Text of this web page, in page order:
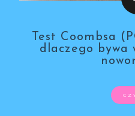
Test Coombsa
dlaczego bywa